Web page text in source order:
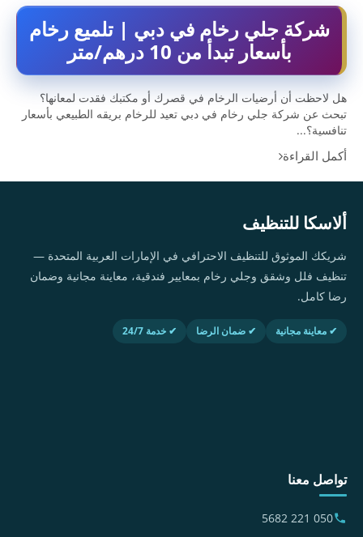
شركة جلي رخام في دبي | تلميع رخام
بأسعار تبدأ من 10 درهم/متر
هل لاحظت أن أرضيات الرخام في قصرك أو مكتبك فقدت لمعانها؟
تبحث عن شركة جلي رخام في دبي تعيد للرخام بريقه الطبيعي بأسعار
تنافسية؟...
أكمل القراءة
ألاسكا للتنظيف
شريكك الموثوق للتنظيف الاحترافي في الإمارات العربية المتحدة —
تنظيف فلل وشقق وجلي رخام بمعايير فندقية، معاينة مجانية وضمان
رضا كامل.
✔ معاينة مجانية ✔ ضمان الرضا ✔ خدمة 24/7
تواصل معنا
050 221 5682